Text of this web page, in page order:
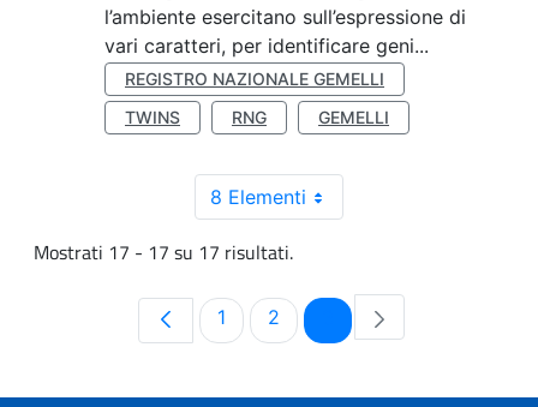
l’ambiente esercitano sull’espressione di
vari caratteri, per identificare geni...
REGISTRO NAZIONALE GEMELLI
TWINS
RNG GEMELLI
8 Elementi
Mostrati 17 - 17 su 17 risultati.
Pagina
1 Pagina
2 Pagina